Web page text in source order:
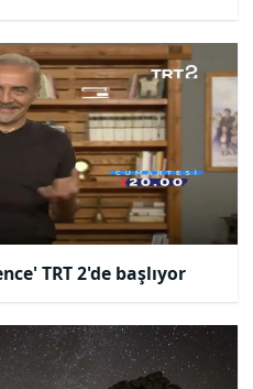
TRT 2'de başlıyor